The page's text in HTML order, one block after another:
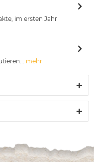
im ersten Jahr
mehr